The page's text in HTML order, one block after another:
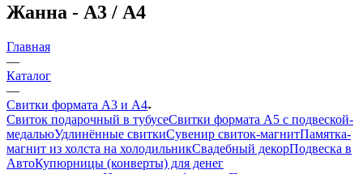
Жанна - А3 / А4
Главная
—
Каталог
—
Свитки формата А3 и А4
Свиток подарочный в тубусеСвитки формата А5 с подвеской-
медальюУдлинённые свиткиСувенир свиток-магнитПамятка-
магнит из холста на холодильникСвадебный декорПодвеска в
АвтоКупюрницы (конверты) для денег